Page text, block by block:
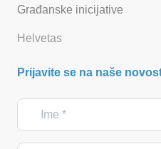
Građanske inicijative
Helvetas
Prijavite se na naše